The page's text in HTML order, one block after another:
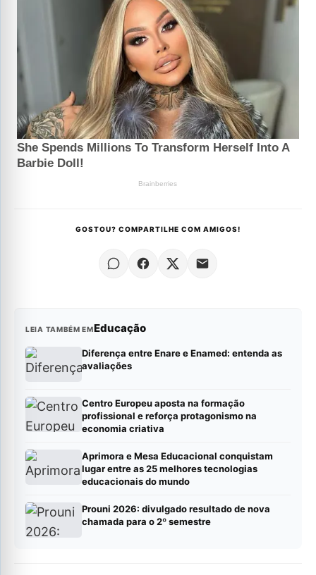
GOSTOU? COMPARTILHE COM AMIGOS!
LEIA TAMBÉM EMEducação
Diferença entre Enare e Enamed: entenda as
avaliações
Centro Europeu aposta na formação
profissional e reforça protagonismo na
economia criativa
Aprimora e Mesa Educacional conquistam
lugar entre as 25 melhores tecnologias
educacionais do mundo
Prouni 2026: divulgado resultado de nova
chamada para o 2º semestre